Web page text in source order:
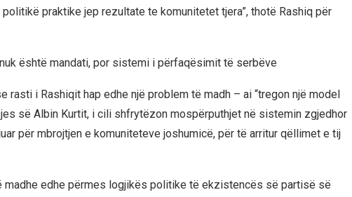
politikë praktike jep rezultate te komunitetet tjera”, thotë Rashiq për
është mandati, por sistemi i përfaqësimit të serbëve
rasti i Rashiqit hap edhe një problem të madh – ai “tregon një model
së Albin Kurtit, i cili shfrytëzon mospërputhjet në sistemin zgjedhor
për mbrojtjen e komuniteteve joshumicë, për të arritur qëllimet e tij
madhe edhe përmes logjikës politike të ekzistencës së partisë së